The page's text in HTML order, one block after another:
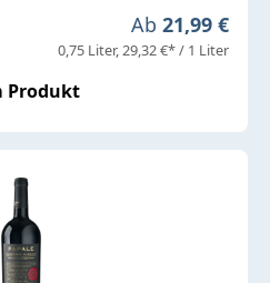
Regulärer
Ab 21,99 €
0,75 Liter 29,32 €* / 1 Liter
Produkt